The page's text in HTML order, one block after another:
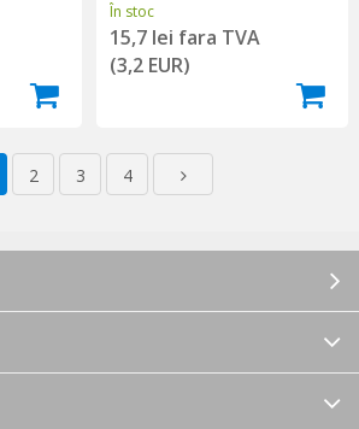
În stoc
15,7 lei fara TVA
(3,2 EUR)
2 3 4